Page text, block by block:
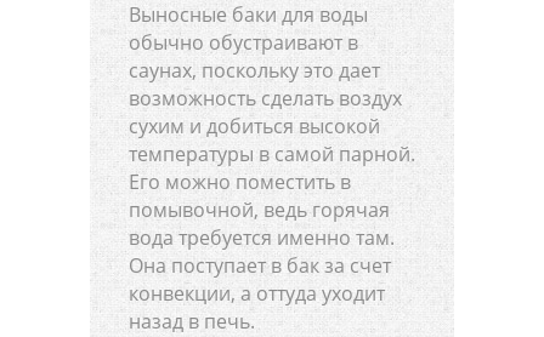
Выносные баки для воды
обычно обустраивают в
саунах, поскольку это дает
возможность сделать воздух
сухим и добиться высокой
температуры в самой парной.
Его можно поместить в
помывочной, ведь горячая
вода требуется именно там.
Она поступает в бак за счет
конвекции, а оттуда уходит
назад в печь.